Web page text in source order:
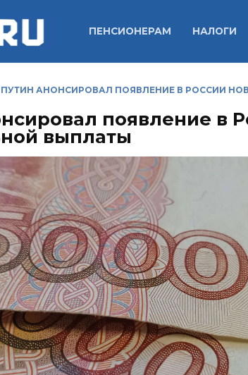
ПЕНСИОНЕРАМ НАЛОГИ
ПУТИН АНОНСИРОВАЛ ПОЯВЛЕНИЕ В РОССИИ
появление в
выплаты